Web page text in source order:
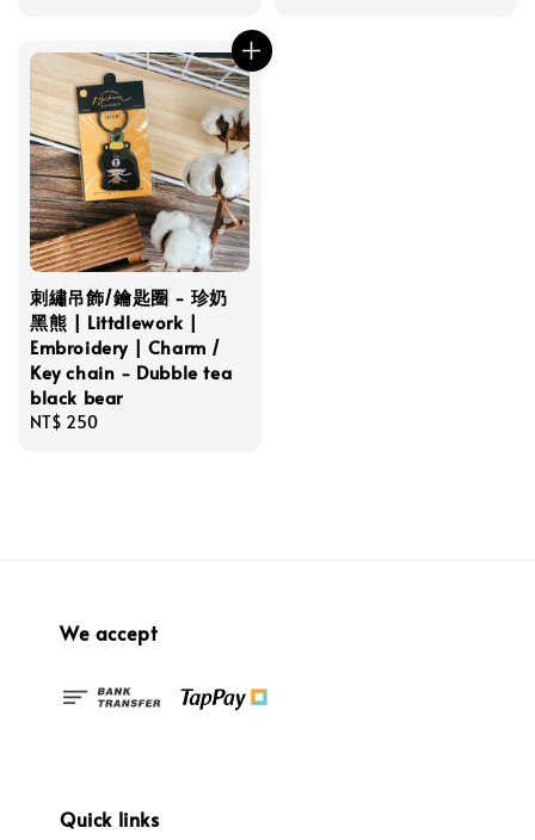
刺繡吊飾/鑰匙圈 - 珍奶
黑熊 | Littdlework |
Embroidery | Charm /
Key chain - Dubble tea
black bear
Regular
NT$ 250
We accept
Quick links